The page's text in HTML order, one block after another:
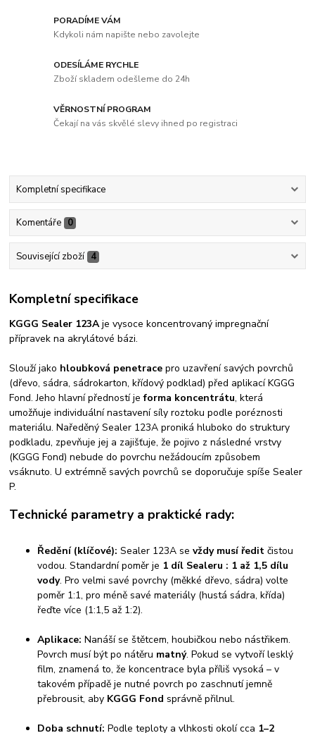
PORADÍME VÁM
Kdykoli nám napište nebo zavolejte
ODESÍLÁME RYCHLE
Zboží skladem odešleme do 24h
VĚRNOSTNÍ PROGRAM
Čekají na vás skvělé slevy ihned po registraci
Kompletní specifikace
Komentáře 0
Související zboží 4
Kompletní specifikace
KGGG Sealer 123Aje vysoce koncentrovaný impregnační
přípravek na akrylátové bázi.
Slouží jako hloubková penetrace pro uzavření savých povrchů
(dřevo, sádra, sádrokarton, křídový podklad) před aplikací KGGG
Fond. Jeho hlavní předností jeforma koncentrátu, která
umožňuje individuální nastavení síly roztoku podle poréznosti
materiálu. Naředěný Sealer 123A proniká hluboko do struktury
podkladu, zpevňuje jej a zajišťuje, že pojivo z následné vrstvy
(KGGG Fond) nebude do povrchu nežádoucím způsobem
vsáknuto. U extrémně savých povrchů se doporučuje spíše Sealer
P.
Technické parametry a praktické rady:
Ředění (klíčové): Sealer 123A sevždy musí ředit čistou
vodou. Standardní poměr je 1 díl Sealeru : 1 až 1,5 dílu
vody. Pro velmi savé povrchy (měkké dřevo, sádra) volte
poměr 1:1, pro méně savé materiály (hustá sádra, křída)
řeďte více (1:1,5 až 1:2).
Aplikace: Nanáší se štětcem, houbičkou nebo nástřikem.
Povrch musí být po nátěru matný. Pokud se vytvoří lesklý
film, znamená to, že koncentrace byla příliš vysoká – v
takovém případě je nutné povrch po zaschnutí jemně
přebrousit, aby KGGG Fond správně přilnul.
Doba schnutí: Podle teploty a vlhkosti okolí cca 1–2